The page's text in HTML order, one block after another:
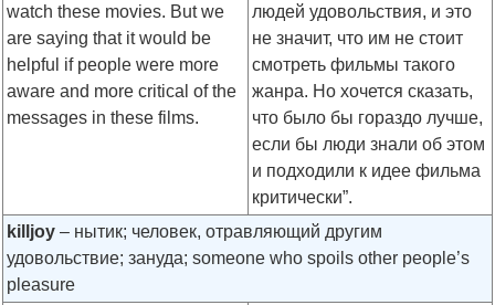
watch these movies. But we
are saying that it would be
helpful if people were more
aware and more critical of the
messages in these films.
людей удовольствия, и это
не значит, что им не стоит
смотреть фильмы такого
жанра. Но хочется сказать,
что было бы гораздо лучше,
если бы люди знали об этом
и подходили к идее фильма
критически”.
killjoy – нытик; человек, отравляющий другим
удовольствие; зануда; someone who spoils other people’s
pleasure